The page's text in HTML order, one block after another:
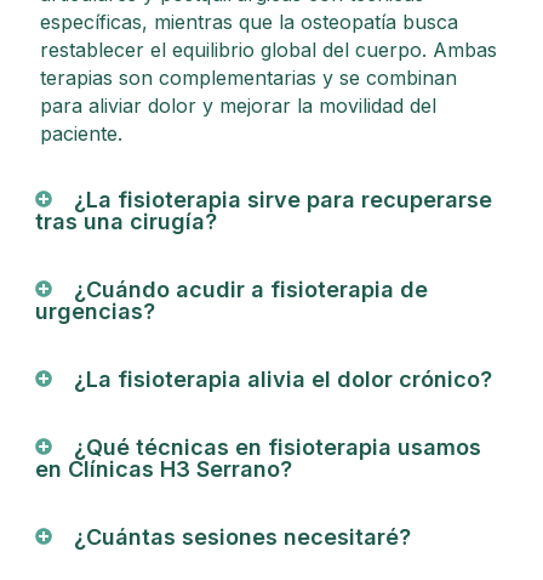
específicas, mientras que la osteopatía busca
restablecer el equilibrio global del cuerpo. Ambas
terapias son complementarias y se combinan
para aliviar dolor y mejorar la movilidad del
paciente.
¿La fisioterapia sirve para recuperarse
tras una cirugía?
¿Cuándo acudir a fisioterapia de
urgencias?
¿La fisioterapia alivia el dolor crónico?
¿Qué técnicas en fisioterapia usamos
en Clínicas H3 Serrano?
¿Cuántas sesiones necesitaré?